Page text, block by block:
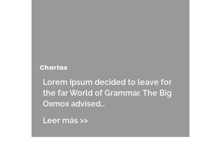
Charlas
Lorem Ipsum decided to leave for
the far World of Grammar. The Big
Oxmox advised…